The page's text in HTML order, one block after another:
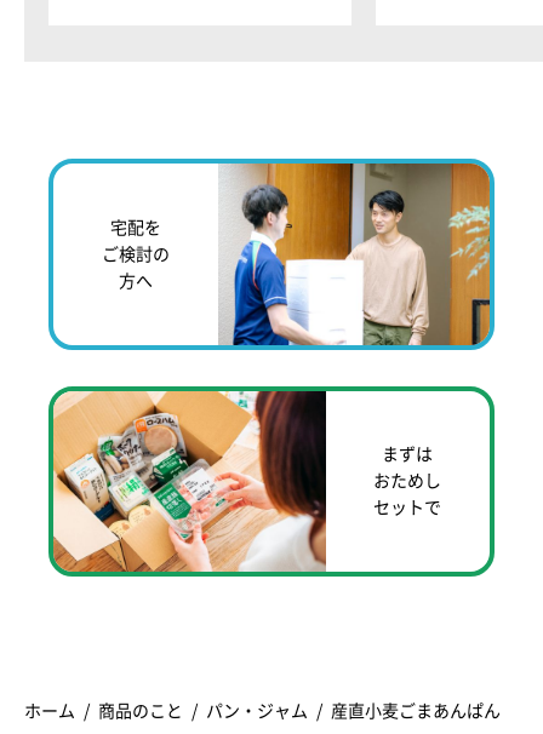
宅配を
ご検討の
方へ
まずは
おためし
セットで
ホーム 商品のこと パン・ジャム 産直小麦ごまあんぱん